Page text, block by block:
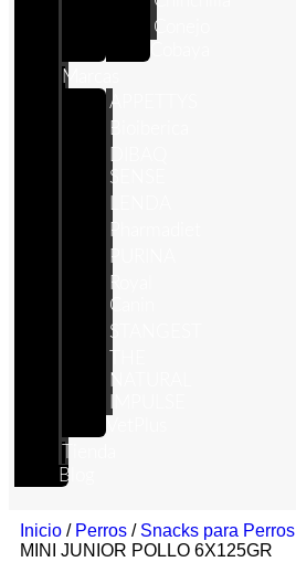
Conejo
Marcas
APPETTYS
Bioiberica
SENSE
Pharmadiet
PURINA
Royal
Canin
STANGEST
NATURAL
Blog
Inicio / Perros / Snacks para Perros
MINI JUNIOR POLLO 6X125GR